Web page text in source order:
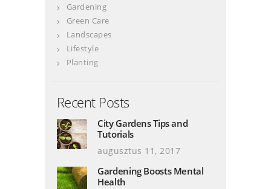
Gardening
Green Care
Landscapes
Lifestyle
Planting
Recent Posts
City Gardens Tips and
Tutorials
augusztus 11, 2017
Gardening Boosts Mental
Health